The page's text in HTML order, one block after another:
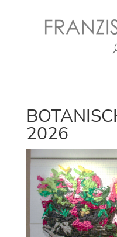
2026